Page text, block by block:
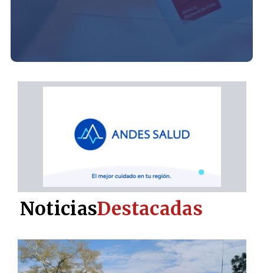
NoticiasDestacadas